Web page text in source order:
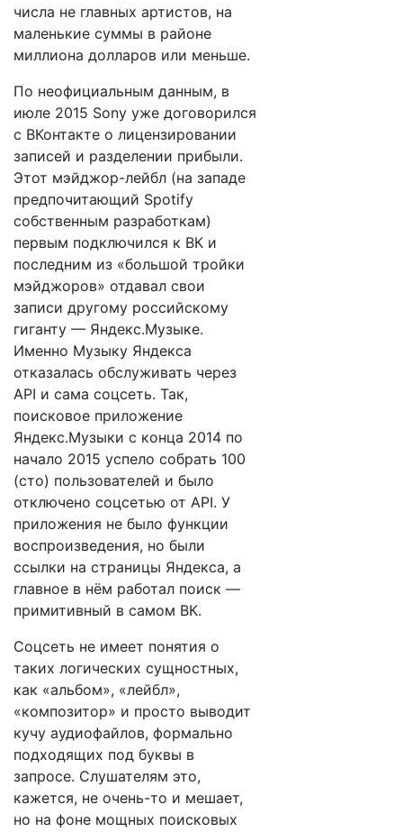
числа не главных артистов, на
маленькие суммы в районе
миллиона долларов или меньше.
По неофициальным данным, в
июле 2015 Sony уже договорился
с ВКонтакте о лицензировании
записей и разделении прибыли.
Этот мэйджор-лейбл (на западе
предпочитающий Spotify
собственным разработкам)
первым подключился к ВК и
последним из «большой тройки
мэйджоров» отдавал свои
записи другому российскому
гиганту — Яндекс.Музыке.
Именно Музыку Яндекса
отказалась обслуживать через
API и сама соцсеть. Так,
поисковое приложение
Яндекс.Музыки с конца 2014 по
начало 2015 успело собрать 100
(сто) пользователей и было
отключено соцсетью от API. У
приложения не было функции
воспроизведения, но были
ссылки на страницы Яндекса, а
главное в нём работал поиск —
примитивный в самом ВК.
Соцсеть не имеет понятия о
таких логических сущностных,
как «альбом», «лейбл»,
«композитор» и просто выводит
кучу аудиофайлов, формально
подходящих под буквы в
запросе. Слушателям это,
кажется, не очень-то и мешает,
но на фоне мощных поисковых